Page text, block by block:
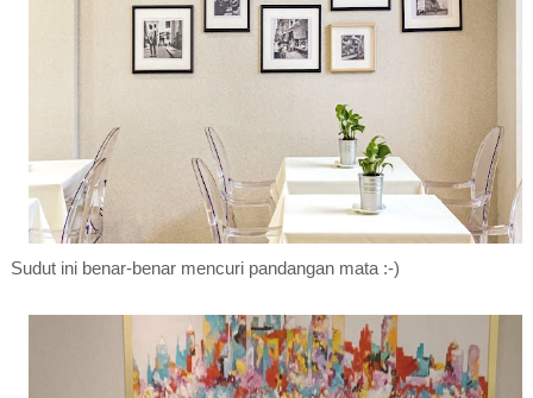
Sudut ini benar-benar mencuri pandangan mata :-)